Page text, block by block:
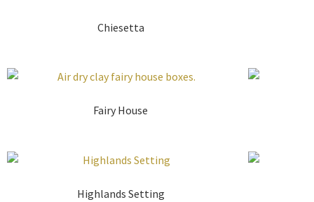
Chiesetta
Fairy House
Highlands Setting